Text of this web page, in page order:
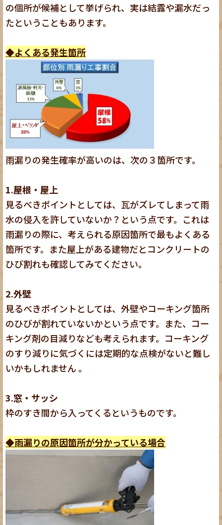
の個所が候補として挙げられ、実は結露や漏水だっ
たということもあります。
◆よくある発生箇所
雨漏りの発生確率が高いのは、次の３箇所です。
1.屋根・屋上
見るべきポイントとしては、瓦がズレてしまって雨
水の侵入を許していないか？という点です。これは
雨漏りの際に、考えられる原因箇所で最もよくある
箇所です。また屋上がある建物だとコンクリートの
ひび割れも確認してみてください。
2.外壁
見るべきポイントとしては、外壁やコーキング箇所
のひびが割れていないかという点です。また、コー
キング剤の目減りなども考えられます。コーキング
のすり減りに気づくには定期的な点検がないと難し
いかもしれません 。
3.窓・サッシ
枠のすき間から入ってくるというものです。
◆雨漏りの原因箇所が分かっている場合